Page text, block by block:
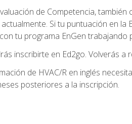
de Competencia,
Si tu puntuación en
tu programa EnGen trabajando
inscribirte en Ed2go. Volverás a
de HVAC/R en inglés
posteriores a la inscripción.